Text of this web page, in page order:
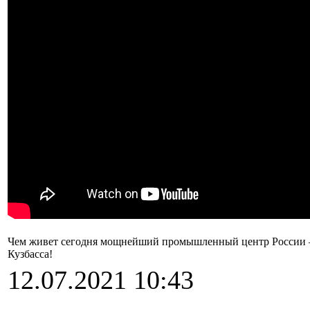
Чем живет сегодня мощнейший промышленный центр
Кузбасса!
12.07.2021 10:43